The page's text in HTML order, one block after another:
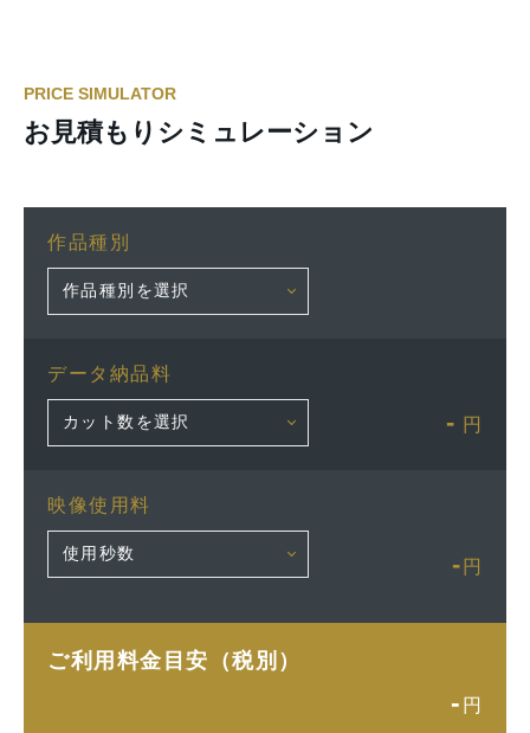
PRICE SIMULATOR
お見積もりシミュレーション
作品種別
データ納品料
- 円
映像使用料
- 円
ご利用料金目安（税別）
- 円